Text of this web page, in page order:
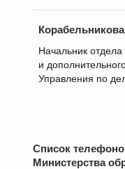
Начальник
и
Управления по
Список
Министерства